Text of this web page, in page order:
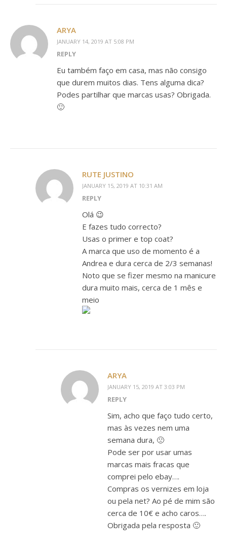
ARYA
JANUARY 14, 2019 AT 5:08 PM
REPLY
Eu também faço em casa, mas não consigo
que durem muitos dias. Tens alguma dica?
Podes partilhar que marcas usas? Obrigada.
🙂
RUTE JUSTINO
JANUARY 15, 2019 AT 10:31 AM
REPLY
Olá 😉
E fazes tudo correcto?
Usas o primer e top coat?
A marca que uso de momento é a
Andrea e dura cerca de 2/3 semanas!
Noto que se fizer mesmo na manicure
dura muito mais, cerca de 1 mês e
meio
ARYA
JANUARY 15, 2019 AT 3:03 PM
REPLY
Sim, acho que faço tudo certo,
mas às vezes nem uma
semana dura, 🙁
Pode ser por usar umas
marcas mais fracas que
comprei pelo ebay….
Compras os vernizes em loja
ou pela net? Ao pé de mim são
cerca de 10€ e acho caros….
Obrigada pela resposta 🙂